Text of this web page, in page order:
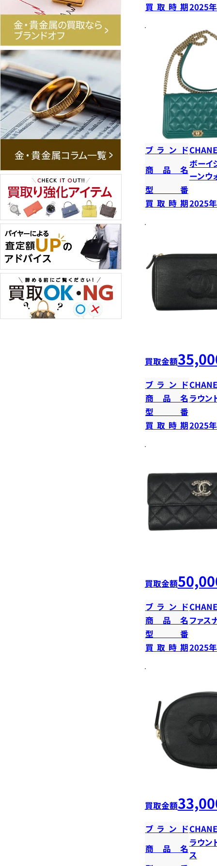
買取時期2025
ブランド
商品名
ボーイ
ーンウ
型番
買取時期2025
買取金額
ブランド
商品名 ラウン
型番
買取時期2025
買取金額
ブランド
商品名 ファス
型番
買取時期2025
買取金額
ブランド
商品名
ラウン
ス